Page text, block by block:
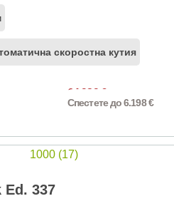
скоростна кутия
64.929 €
Спестете до 6.198 €
Ed. 337